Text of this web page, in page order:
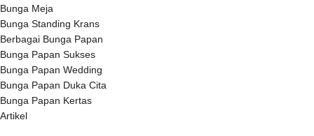
Bunga Meja
Bunga Standing Krans
Berbagai Bunga Papan
Bunga Papan Sukses
Bunga Papan Wedding
Bunga Papan Duka Cita
Bunga Papan Kertas
Artikel